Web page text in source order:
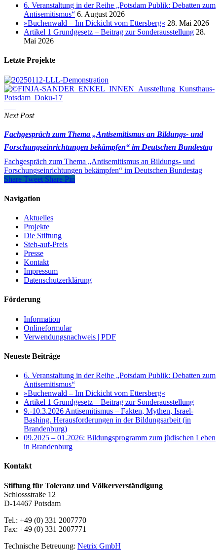
6. Veranstaltung in der Reihe „Potsdam Publik: Debatten zum
Antisemitismus“ 6. August 2026
»Buchenwald – Im Dickicht vom Ettersberg« 28. Mai 2026
Artikel 1 Grundgesetz – Beitrag zur Sonderausstellung 28.
Mai 2026
Letzte Projekte
Next Post
Fachgespräch zum Thema „Antisemitismus an Bildungs- und
Forschungseinrichtungen bekämpfen“ im Deutschen Bundestag
Fachgespräch zum Thema „Antisemitismus an Bildungs- und
Forschungseinrichtungen bekämpfen“ im Deutschen Bundestag
Share Tweet Share Pin
Navigation
Aktuelles
Projekte
Die Stiftung
Steh-auf-Preis
Presse
Kontakt
Impressum
Datenschutzerklärung
Förderung
Information
Onlineformular
Verwendungsnachweis | PDF
Neueste Beiträge
6. Veranstaltung in der Reihe „Potsdam Publik: Debatten zum
Antisemitismus“
»Buchenwald – Im Dickicht vom Ettersberg«
Artikel 1 Grundgesetz – Beitrag zur Sonderausstellung
9.-10.3.2026 Antisemitismus – Fakten, Mythen, Israel-
Bashing. Herausforderungen in der Bildungsarbeit (in
Brandenburg)
09.2025 – 01.2026: Bildungsprogramm zum jüdischen Leben
in Brandenburg
Kontakt
Stiftung für Toleranz und Völkerverständigung
Schlossstraße 12
D-14467 Potsdam
Tel.: +49 (0) 331 2007770
Fax: +49 (0) 331 2007771
Technische Betreuung: Netrix GmbH